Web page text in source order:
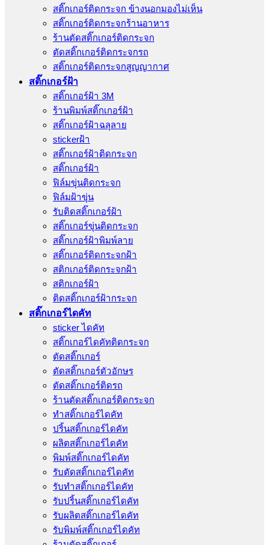
สติ๊กเกอร์ติดกระจก ข้างนอกมองไม่เห็น
สติ๊กเกอร์ติดกระจกร้านอาหาร
ร้านตัดสติ๊กเกอร์ติดกระจก
ตัดสติ๊กเกอร์ติดกระจกรถ
สติ๊กเกอร์ติดกระจกสูญญากาศ
สติ๊กเกอร์ฝ้า
สติ๊กเกอร์ฝ้า 3M
ร้านพิมพ์สติ๊กเกอร์ฝ้า
สติ๊กเกอร์ฝ้าฉลุลาย
stickerฝ้า
สติ๊กเกอร์ฝ้าติดกระจก
สติ๊กเกอร์ฝ้า
ฟิล์มขุ่นติดกระจก
ฟิล์มฝ้าขุ่น
รับติดสติ๊กเกอร์ฝ้า
สติ๊กเกอร์ขุ่นติดกระจก
สติ๊กเกอร์ฝ้าพิมพ์ลาย
สติ๊กเกอร์ติดกระจกฝ้า
สติกเกอร์ติดกระจกฝ้า
สติกเกอร์ฝ้า
ติดสติ๊กเกอร์ฝ้ากระจก
สติ๊กเกอร์ไดคัท
sticker ไดคัท
สติ๊กเกอร์ไดคัทติดกระจก
ตัดสติ๊กเกอร์
ตัดสติ๊กเกอร์ตัวอักษร
ตัดสติ๊กเกอร์ติดรถ
ร้านตัดสติ๊กเกอร์ติดกระจก
ทำสติ๊กเกอร์ไดคัท
ปริ้นสติ๊กเกอร์ไดคัท
ผลิตสติ๊กเกอร์ไดคัท
พิมพ์สติ๊กเกอร์ไดคัท
รับตัดสติ๊กเกอร์ไดคัท
รับทําสติ๊กเกอร์ไดคัท
รับปริ้นสติ๊กเกอร์ไดคัท
รับผลิตสติ๊กเกอร์ไดคัท
รับพิมพ์สติ๊กเกอร์ไดคัท